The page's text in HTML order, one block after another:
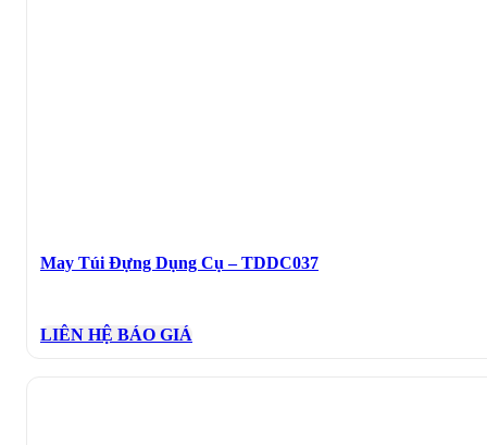
May Túi Đựng Dụng Cụ – TDDC037
LIÊN HỆ BÁO GIÁ